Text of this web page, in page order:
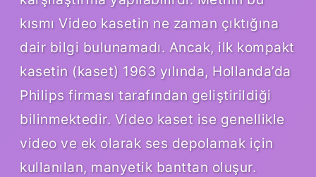
kısmı Video kasetin ne zaman çıktığına
dair bilgi bulunamadı. Ancak, ilk kompakt
kasetin (kaset) 1963 yılında, Hollanda’da
Philips firması tarafından geliştirildiği
bilinmektedir. Video kaset ise genellikle
video ve ek olarak ses depolamak için
kullanılan, manyetik banttan oluşur.